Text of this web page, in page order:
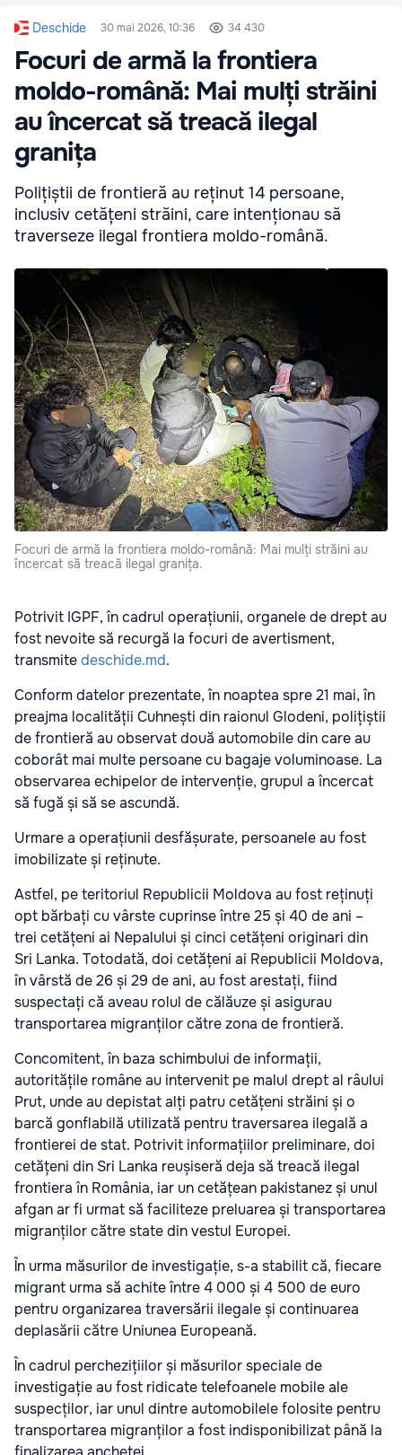
Deschide 30 mai 2026, 10:36 34 430
Focuri de armă la frontiera
moldo-română: Mai mulți străini
au încercat să treacă ilegal
granița
Polițiștii de frontieră au reținut 14 persoane,
inclusiv cetățeni străini, care intenționau să
traverseze ilegal frontiera moldo-română.
Focuri de armă la frontiera moldo-română: Mai mulți străini au
încercat să treacă ilegal granița.
Potrivit IGPF, în cadrul operațiunii, organele de drept au
fost nevoite să recurgă la focuri de avertisment,
transmitedeschide.md.
Conform datelor prezentate, în noaptea spre 21 mai, în
preajma localității Cuhnești din raionul Glodeni, polițiștii
de frontieră au observat două automobile din care au
coborât mai multe persoane cu bagaje voluminoase. La
observarea echipelor de intervenție, grupul a încercat
să fugă și să se ascundă.
Urmare a operațiunii desfășurate, persoanele au fost
imobilizate și reținute.
Astfel, pe teritoriul Republicii Moldova au fost reținuți
opt bărbați cu vârste cuprinse între 25 și 40 de ani –
trei cetățeni ai Nepalului și cinci cetățeni originari din
Sri Lanka. Totodată, doi cetățeni ai Republicii Moldova,
în vârstă de 26 și 29 de ani, au fost arestați, fiind
suspectați că aveau rolul de călăuze și asigurau
transportarea migranților către zona de frontieră.
Concomitent, în baza schimbului de informații,
autoritățile române au intervenit pe malul drept al râului
Prut, unde au depistat alți patru cetățeni străini și o
barcă gonflabilă utilizată pentru traversarea ilegală a
frontierei de stat. Potrivit informațiilor preliminare, doi
cetățeni din Sri Lanka reușiseră deja să treacă ilegal
frontiera în România, iar un cetățean pakistanez și unul
afgan ar fi urmat să faciliteze preluarea și transportarea
migranților către state din vestul Europei.
În urma măsurilor de investigație, s-a stabilit că, fiecare
migrant urma să achite între 4 000 și 4 500 de euro
pentru organizarea traversării ilegale și continuarea
deplasării către Uniunea Europeană.
În cadrul perchezițiilor și măsurilor speciale de
investigație au fost ridicate telefoanele mobile ale
suspecților, iar unul dintre automobilele folosite pentru
transportarea migranților a fost indisponibilizat până la